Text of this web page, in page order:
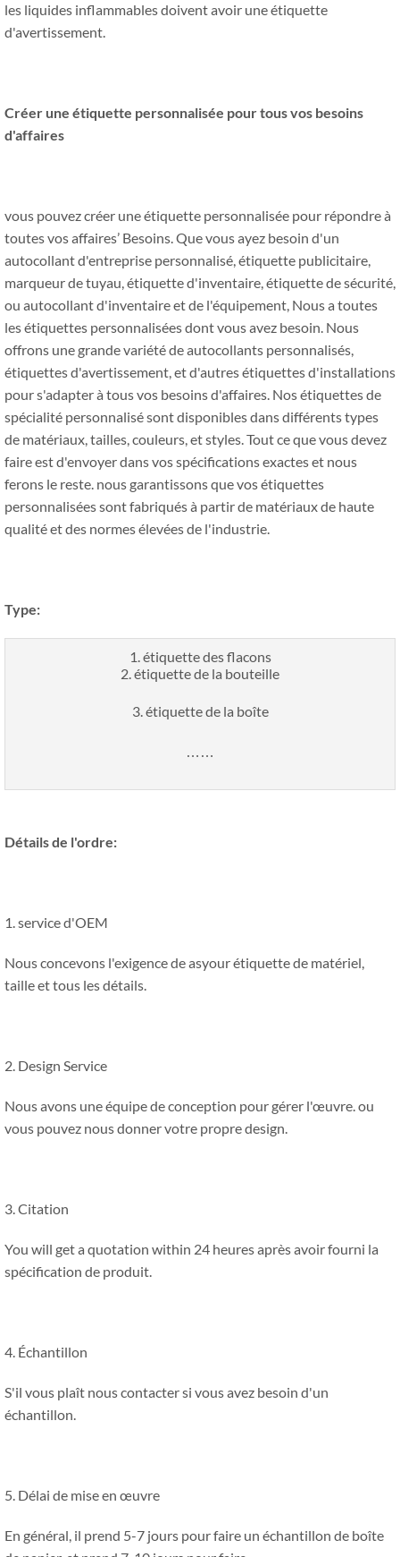
les liquides inflammables doivent avoir une étiquette
d'avertissement.
Créer une étiquette personnalisée pour tous vos besoins
d'affaires
vous pouvez créer une étiquette personnalisée pour répondre à
toutes vos affaires’ Besoins. Que vous ayez besoin d'un
autocollant d'entreprise personnalisé, étiquette publicitaire,
marqueur de tuyau, étiquette d'inventaire, étiquette de sécurité,
ou autocollant d'inventaire et de l'équipement, Nous a toutes
les étiquettes personnalisées dont vous avez besoin. Nous
offrons une grande variété de autocollants personnalisés,
étiquettes d'avertissement, et d'autres étiquettes d'installations
pour s'adapter à tous vos besoins d'affaires. Nos étiquettes de
spécialité personnalisé sont disponibles dans différents types
de matériaux, tailles, couleurs, et styles. Tout ce que vous devez
faire est d'envoyer dans vos spécifications exactes et nous
ferons le reste. nous garantissons que vos étiquettes
personnalisées sont fabriqués à partir de matériaux de haute
qualité et des normes élevées de l'industrie.
Type:
1. étiquette des flacons
2. étiquette de la bouteille
3. étiquette de la boîte
……
Détails de l'ordre:
1. service d'OEM
Nous concevons l'exigence de asyour étiquette de matériel,
taille et tous les détails.
2. Design Service
Nous avons une équipe de conception pour gérer l'œuvre. ou
vous pouvez nous donner votre propre design.
3. Citation
You will get a quotation within 24 heures après avoir fourni la
spécification de produit.
4. Échantillon
S'il vous plaît nous contacter si vous avez besoin d'un
échantillon.
5. Délai de mise en œuvre
En général, il prend 5-7 jours pour faire un échantillon de boîte